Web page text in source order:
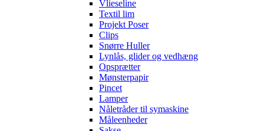
Vlieseline
Textil lim
Projekt Poser
Clips
Snørre Huller
Lynlås, glider og vedhæng
Opsprætter
Mønsterpapir
Pincet
Lamper
Nåletråder til symaskine
Måleenheder